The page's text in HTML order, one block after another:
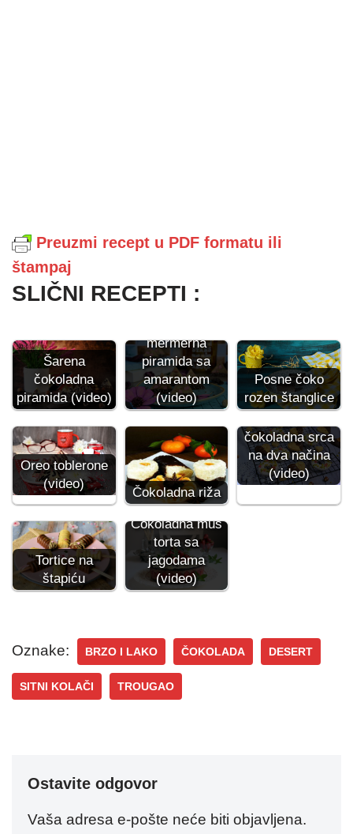
Preuzmi recept u PDF formatu ili
štampaj
SLIČNI RECEPTI :
Šarena
čokoladna
piramida (video)
mermerna
piramida sa
amarantom
(video)
Posne čoko
rozen štanglice
Oreo toblerone
(video)
Čokoladna riža
čokoladna srca
na dva načina
(video)
Tortice na
štapiću
Čokoladna mus
torta sa
jagodama
(video)
Oznake: BRZO I LAKO ČOKOLADA DESERT
SITNI KOLAČI TROUGAO
Ostavite odgovor
Vaša adresa e-pošte neće biti objavljena.